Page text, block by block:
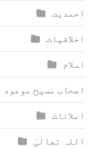
احمدیت
اخلاقیات
اسلام
اصحاب مسیح موعود
اعلانات
اللہ تعالیٰ